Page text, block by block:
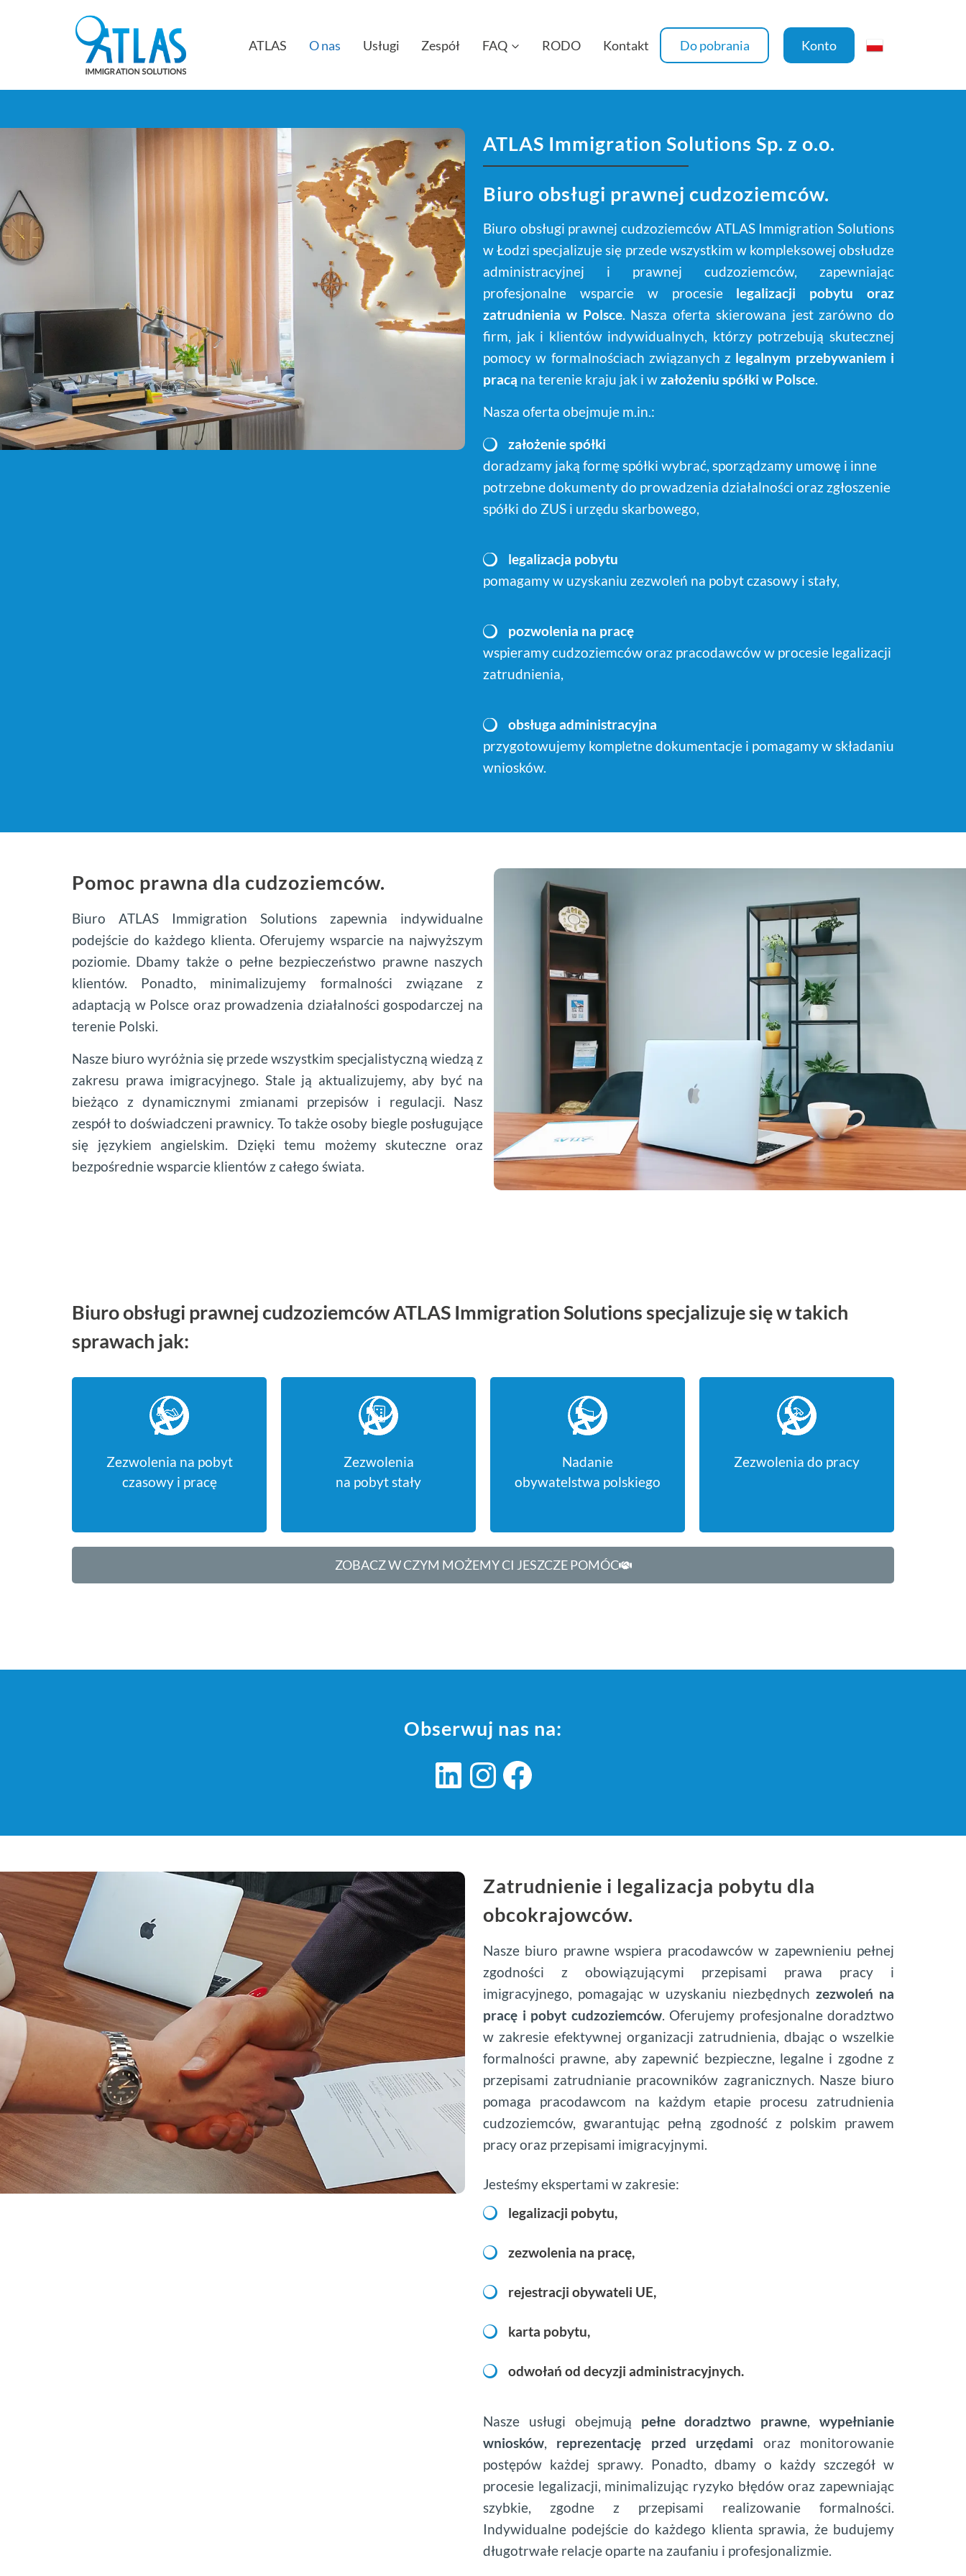
ATLAS O nas Usługi Zespół FAQ RODO Kontakt Do pobrania Konto
ATLAS Immigration Solutions Sp. z o.o.
Biuro obsługi prawnej cudzoziemców.
Biuro obsługi prawnej cudzoziemców ATLAS Immigration Solutions
w Łodzi specjalizuje się przede wszystkim w kompleksowej obsłudze
administracyjnej i prawnej cudzoziemców, zapewniając
profesjonalne wsparcie w procesie legalizacji pobytu oraz
zatrudnienia w Polsce. Nasza oferta skierowana jest zarówno do
firm, jak i klientów indywidualnych, którzy potrzebują skutecznej
pomocy w formalnościach związanych z legalnym przebywaniem i
pracą na terenie kraju jak i wzałożeniu spółki w Polsce.
Nasza oferta obejmuje m.in.:
założenie spółki
doradzamy jaką formę spółki wybrać, sporządzamy umowę i inne
potrzebne dokumenty do prowadzenia działalności oraz zgłoszenie
spółki do ZUS i urzędu skarbowego,
legalizacja pobytu
pomagamy w uzyskaniu zezwoleń na pobyt czasowy i stały,
pozwolenia na pracę
wspieramy cudzoziemców oraz pracodawców w procesie legalizacji
zatrudnienia,
obsługa administracyjna
przygotowujemy kompletne dokumentacje i pomagamy w składaniu
wniosków.
Pomoc prawna dla cudzoziemców.
Biuro ATLAS Immigration Solutions zapewnia indywidualne
podejście do każdego klienta. Oferujemy wsparcie na najwyższym
poziomie. Dbamy także o pełne bezpieczeństwo prawne naszych
klientów. Ponadto, minimalizujemy formalności związane z
adaptacją w Polsce oraz prowadzenia działalności gospodarczej na
terenie Polski.
Nasze biuro wyróżnia się przede wszystkim specjalistyczną wiedzą z
zakresu prawa imigracyjnego. Stale ją aktualizujemy, aby być na
bieżąco z dynamicznymi zmianami przepisów i regulacji. Nasz
zespół to doświadczeni prawnicy. To także osoby biegle posługujące
się językiem angielskim. Dzięki temu możemy skuteczne oraz
bezpośrednie wsparcie klientów z całego świata.
Biuro obsługi prawnej cudzoziemców ATLAS Immigration Solutions specjalizuje się w takich
sprawach jak:
Zezwolenia na pobyt
czasowy i pracę
Zezwolenia
na pobyt stały
Nadanie
obywatelstwa polskiego
Zezwolenia do pracy
ZOBACZ W CZYM MOŻEMY CI JESZCZE POMÓC
Obserwuj nas na:
LinkedIn Instagram Facebook
Zatrudnienie i legalizacja pobytu dla
obcokrajowców.
Nasze biuro prawne wspiera pracodawców w zapewnieniu pełnej
zgodności z obowiązującymi przepisami prawa pracy i
imigracyjnego, pomagając w uzyskaniu niezbędnych zezwoleń na
pracę i pobyt cudzoziemców. Oferujemy profesjonalne doradztwo
w zakresie efektywnej organizacji zatrudnienia, dbając o wszelkie
formalności prawne, aby zapewnić bezpieczne, legalne i zgodne z
przepisami zatrudnianie pracowników zagranicznych. Nasze biuro
pomaga pracodawcom na każdym etapie procesu zatrudnienia
cudzoziemców, gwarantując pełną zgodność z polskim prawem
pracy oraz przepisami imigracyjnymi.
Jesteśmy ekspertami w zakresie:
legalizacji pobytu,
zezwolenia na pracę,
rejestracji obywateli UE,
karta pobytu,
odwołań od decyzji administracyjnych.
Nasze usługi obejmują pełne doradztwo prawne,wypełnianie
wniosków, reprezentację przed urzędami oraz monitorowanie
postępów każdej sprawy. Ponadto, dbamy o każdy szczegół w
procesie legalizacji, minimalizując ryzyko błędów oraz zapewniając
szybkie, zgodne z przepisami realizowanie formalności.
Indywidualne podejście do każdego klienta sprawia, że budujemy
długotrwałe relacje oparte na zaufaniu i profesjonalizmie.